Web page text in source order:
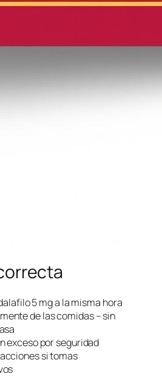
5 mg a la misma hora
de las comidas – sin
exceso por seguridad
si tomas